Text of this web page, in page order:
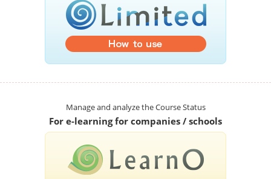
Manage and analyze the Course Status
For e-learning for companies / schools